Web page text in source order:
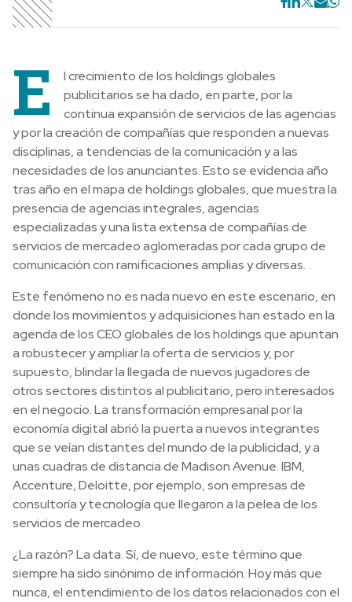
E
l crecimiento de los holdings globales
publicitarios se ha dado, en parte, por la
continua expansión de servicios de las agencias
y por la creación de compañías que responden a nuevas
disciplinas, a tendencias de la comunicación y a las
necesidades de los anunciantes. Esto se evidencia año
tras año en el mapa de holdings globales, que muestra la
presencia de agencias integrales, agencias
especializadas y una lista extensa de compañías de
servicios de mercadeo aglomeradas por cada grupo de
comunicación con ramificaciones amplias y diversas.
Este fenómeno no es nada nuevo en este escenario, en
donde los movimientos y adquisiciones han estado en la
agenda de los CEO globales de los holdings que apuntan
a robustecer y ampliar la oferta de servicios y, por
supuesto, blindar la llegada de nuevos jugadores de
otros sectores distintos al publicitario, pero interesados
en el negocio. La transformación empresarial por la
economía digital abrió la puerta a nuevos integrantes
que se veían distantes del mundo de la publicidad, y a
unas cuadras de distancia de Madison Avenue. IBM,
Accenture, Deloitte, por ejemplo, son empresas de
consultoría y tecnología que llegaron a la pelea de los
servicios de mercadeo.
¿La razón? La data. Sí, de nuevo, este término que
siempre ha sido sinónimo de información. Hoy más que
nunca, el entendimiento de los datos relacionados con el